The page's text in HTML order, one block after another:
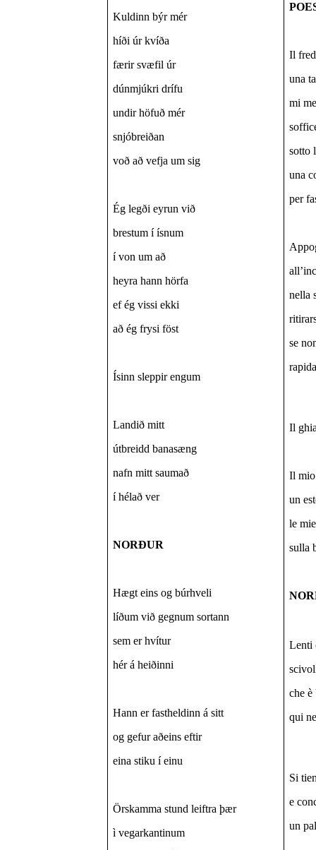
Kuldinn býr mér
híði úr kvíða
færir svæfil úr
dúnmjúkri drífu
undir höfuð mér
snjóbreiðan
voð að vefja um sig
Ég legði eyrun við
brestum í ísnum
í von um að
heyra hann hörfa
ef ég vissi ekki
að ég frysi föst
Ísinn sleppir engum
Landið mitt
útbreidd banasæng
nafn mitt saumað
í hélað ver
NORÐUR
Hægt eins og búrhveli
líðum við gegnum sortann
sem er hvítur
hér á heiðinni
Hann er fastheldinn á sitt
og gefur aðeins eftir
eina stiku í einu
Örskamma stund leiftra þær
ì vegarkantinum
Il
una
mi
sotto
una
per
nella
se
Il
Il mio
un
le
sulla
Lenti
che è
qui
Si
e
un